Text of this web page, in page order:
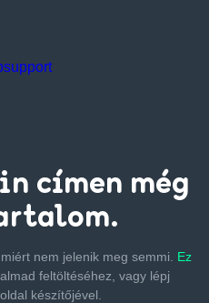
címen még
nem jelenik meg semmi. Ez
feltöltéséhez, vagy lépj
készítőjével.